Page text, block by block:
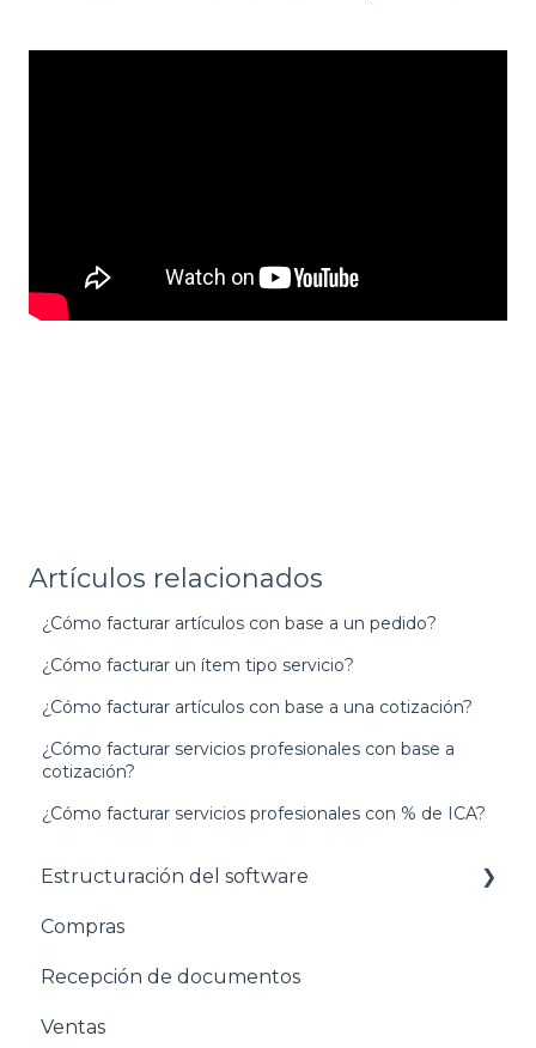
Artículos relacionados
¿Cómo facturar artículos con base a un pedido?
¿Cómo facturar un ítem tipo servicio?
¿Cómo facturar artículos con base a una cotización?
¿Cómo facturar servicios profesionales con base a
cotización?
¿Cómo facturar servicios profesionales con % de ICA?
Estructuración del software
Pasos para configurar tu empresa
Estructuración General
Estructuración Contabilidad
Compras
Recepción de documentos
Ventas